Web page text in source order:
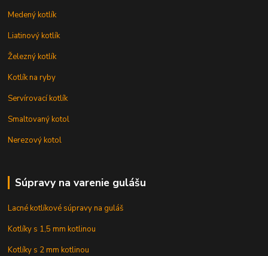
Medený kotlík
Liatinový kotlík
Železný kotlík
Kotlík na ryby
Servírovací kotlík
Smaltovaný kotol
Nerezový kotol
Súpravy na varenie gulášu
Lacné kotlíkové súpravy na guláš
Kotlíky s 1,5 mm kotlinou
Kotlíky s 2 mm kotlinou